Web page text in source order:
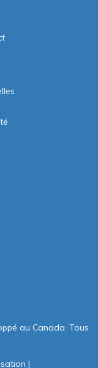
au Canada. Tous
|